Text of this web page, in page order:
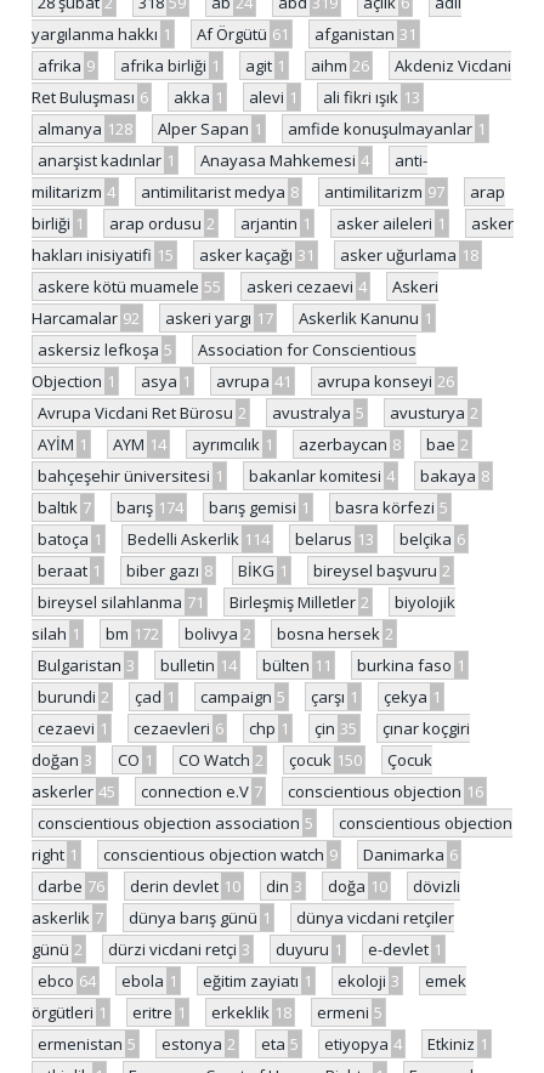
yargılanma hakkı 1 Af Örgütü 61 afganistan 31
afrika 9 afrika birliği 1 agit 1 aihm 26
Akdeniz Vicdani
Ret Buluşması 6 akka 1 alevi 1 ali fikri ışık 13
almanya 128 Alper Sapan 1 amfide konuşulmayanlar 1
anarşist kadınlar 1 Anayasa Mahkemesi 4
anti-
militarizm 4 antimilitarist medya 8 antimilitarizm 97
arap
birliği 1 arap ordusu 2 arjantin 1 asker aileleri 1
asker
hakları inisiyatifi 15 asker kaçağı 31 asker uğurlama 18
askere kötü muamele 55 askeri cezaevi 4
Askeri
Harcamalar 92 askeri yargı 17 Askerlik Kanunu 1
askersiz lefkoşa 5
Association for Conscientious
Objection 1 asya 1 avrupa 41 avrupa konseyi 26
Avrupa Vicdani Ret Bürosu 2 avustralya 5 avusturya 2
AYİM 1 AYM 14 ayrımcılık 1 azerbaycan 8 bae 2
bahçeşehir üniversitesi 1 bakanlar komitesi 4 bakaya 8
baltık 7 barış 174 barış gemisi 1 basra körfezi 5
batoça 1 Bedelli Askerlik 114 belarus 13 belçika 6
beraat 1 biber gazı 8 BİKG 1 bireysel başvuru 2
bireysel silahlanma 71 Birleşmiş Milletler 2
biyolojik
silah 1 bm 172 bolivya 2 bosna hersek 2
Bulgaristan 3 bulletin 14 bülten 11 burkina faso 1
burundi 2 çad 1 campaign 5 çarşı 1 çekya 1
cezaevi 1 cezaevleri 6 chp 1 çin 35
çınar koçgiri
doğan 3 CO 1 CO Watch 2 çocuk 150
Çocuk
askerler 45 connection e.V 7 conscientious objection 16
conscientious objection association 5
conscientious objection
right 1 conscientious objection watch 9 Danimarka 6
darbe 76 derin devlet 10 din 3 doğa 10
dövizli
askerlik 7 dünya barış günü 1
dünya vicdani retçiler
günü 2 dürzi vicdani retçi 3 duyuru 1 e-devlet 1
ebco 64 ebola 1 eğitim zayiatı 1 ekoloji 3
emek
örgütleri 1 eritre 1 erkeklik 18 ermeni 5
ermenistan 5 estonya 2 eta 5 etiyopya 4 Etkiniz 1